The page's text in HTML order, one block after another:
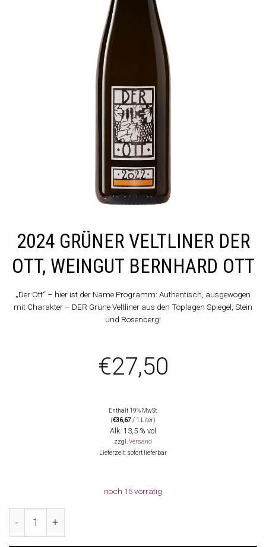
2024 GRÜNER VELTLINER DER
OTT, WEINGUT BERNHARD OTT
„Der Ott“ – hier ist der Name Programm: Authentisch, ausgewogen
mit Charakter – DER Grüne Veltliner aus den Toplagen Spiegel, Stein
und Rosenberg!
€27,50
Enthält 19% MwSt.
(€36,67 / 1 Liter)
Alk. 13,5 % vol
zzgl.Versand
Lieferzeit: sofort lieferbar
noch 15 vorrätig